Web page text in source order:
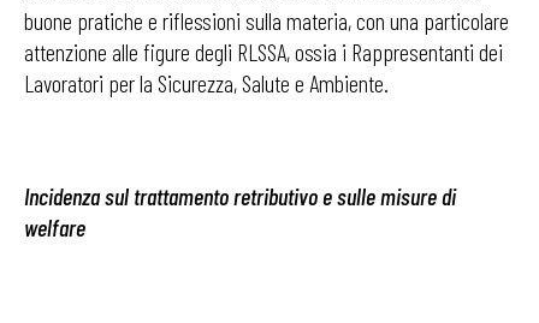
buone pratiche e riflessioni sulla materia, con una particolare
attenzione alle figure degli RLSSA, ossia i Rappresentanti dei
Lavoratori per la Sicurezza, Salute e Ambiente.
Incidenza sul trattamento retributivo e sulle misure di
welfare